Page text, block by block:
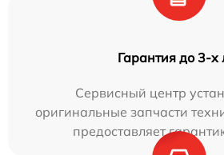
Гарантия до 3-х
Сервисный центр
оригинальные запчасти
предоставляет